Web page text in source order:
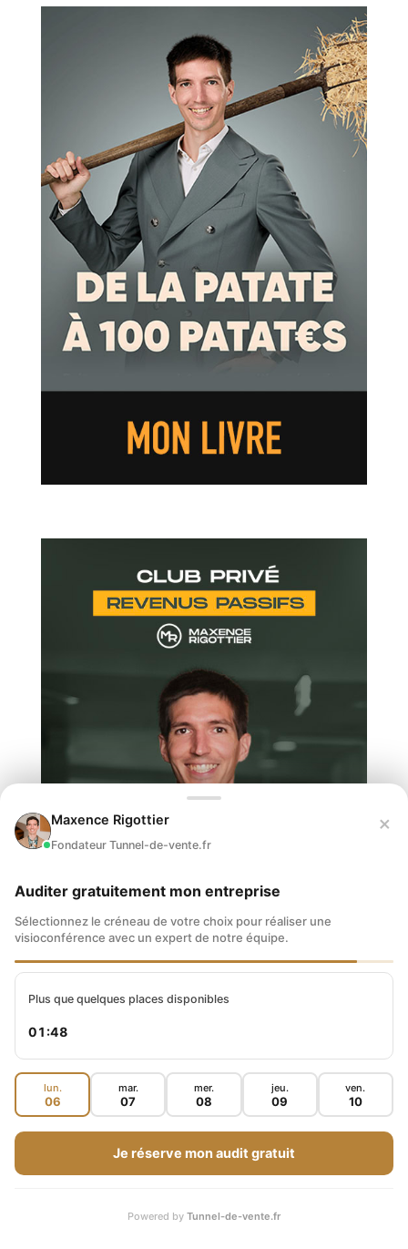
Maxence Rigottier
Fondateur Tunnel-de-vente.fr
×
Auditer gratuitement mon entreprise
Sélectionnez le créneau de votre choix pour réaliser une
visioconférence avec un expert de notre équipe.
Plus que quelques places disponibles
01:47
lun.
06
mar.
07
mer.
08
jeu.
09
ven.
10
Je réserve mon audit gratuit
Powered by Tunnel-de-vente.fr